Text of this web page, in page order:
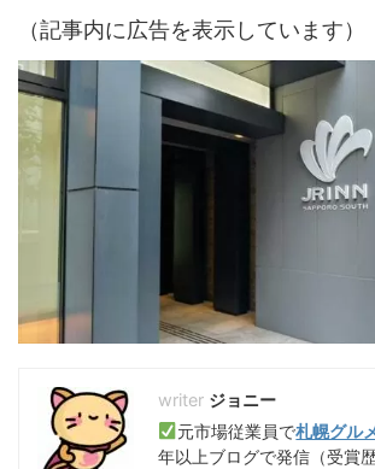
（記事内に広告を表示しています）
ジョニー
元市場従業員で札幌グル
年以上ブログで発信（受賞